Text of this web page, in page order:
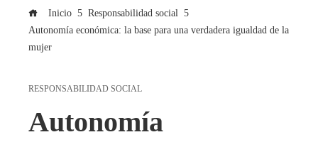
Inicio
Responsabilidad social
Autonomía económica: la base para una verdadera igualdad de la
mujer
RESPONSABILIDAD SOCIAL
Autonomía